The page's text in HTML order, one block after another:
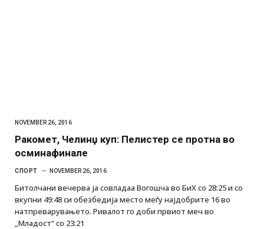
NOVEMBER 26, 2016
Ракомет, Челинџ куп: Пелистер се протна во
осминафинале
СПОРТ NOVEMBER 26, 2016
Битолчани вечерва ја совладаа Вогошча во БиХ со 28:25 и со
вкупни 49:48 си обезбедија место меѓу најдобрите 16 во
натпреварувањето. Ривалот го доби првиот меч во
„Младост“ со 23:21